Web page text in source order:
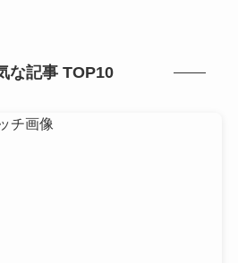
な記事 TOP10